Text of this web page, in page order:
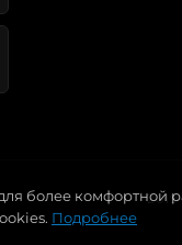
более комфортной
Подробнее